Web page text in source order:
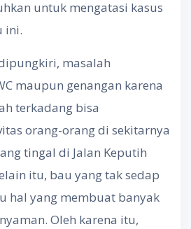
untuk mengatasi kasus
ini.
masalah
maupun genangan karena
terkadang bisa
orang-orang di sekitarnya
tingal di Jalan Keputih
itu, bau yang tak sedap
hal yang membuat banyak
Oleh karena itu,